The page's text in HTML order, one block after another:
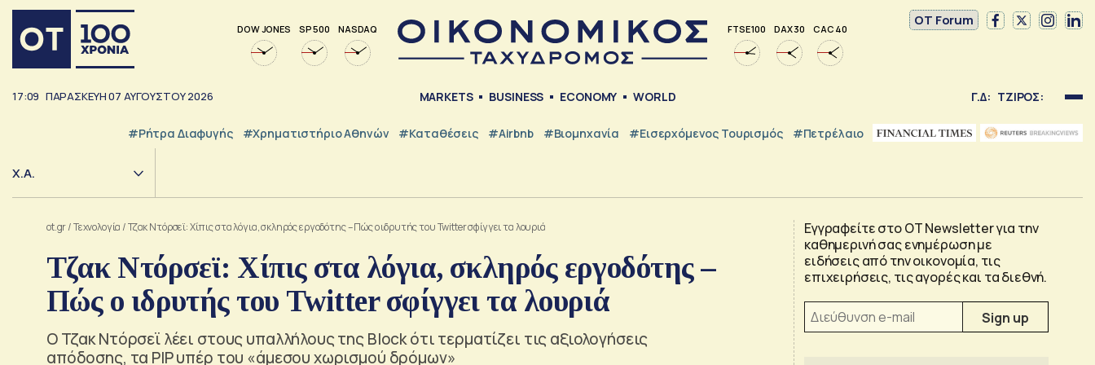
DOW JONES SP 500 NASDAQ FTSE 100 DAX 30 CAC 40
OT Forum
17:09 ΠΑΡΑΣΚΕΥΗ07 ΑΥΓΟΥΣΤΟΥ2026 MARKETS BUSINESS ECONOMY WORLD Γ.Δ: ΤΖΙΡΟΣ:
#ρήτρα Διαφυγής #Χρηματιστήριο Αθηνών #Καταθέσεις #Airbnb #Βιομηχανία #εισερχόμενος Τουρισμός #Πετρέλαιο
Χ.Α.
ot.gr/Τεχνολογία /Τζακ Ντόρσεϊ: Χίπις στα λόγια, σκληρός εργοδότης – Πώς ο ιδρυτής του Twitter σφίγγει τα λουριά
Τζακ Ντόρσεϊ: Χίπις στα λόγια, σκληρός εργοδότης –
Πώς ο ιδρυτής του Twitter σφίγγει τα λουριά
Ο Τζακ Ντόρσεϊ λέει στους υπαλλήλους της Block ότι τερματίζει τις αξιολογήσεις
απόδοσης, τα PIP υπέρ του «άμεσου χωρισμού δρόμων»
Εγγραφείτε στο OT Newsletter για την
καθημερινή σας ενημέρωση με
ειδήσεις από την οικονομία, τις
επιχειρήσεις, τις αγορές και τα διεθνή.